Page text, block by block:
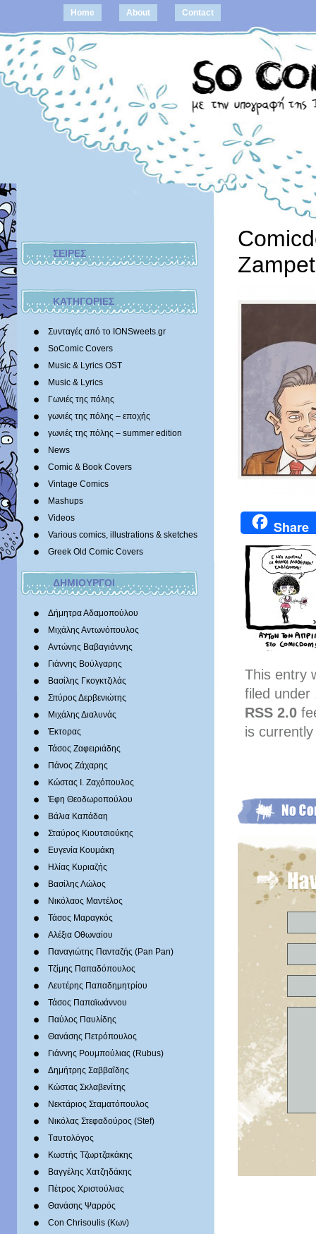
Home About Contact
ΣΕΙΡΕΣ
ΚΑΤΗΓΟΡΙΕΣ
Συνταγές από το IONSweets.gr
SoComic Covers
Music & Lyrics OST
Music & Lyrics
Γωνιές της πόλης
γωνιές της πόλης – εποχής
γωνιές της πόλης – summer edition
News
Comic & Book Covers
Vintage Comics
Mashups
Videos
Various comics, illustrations & sketches
Greek Old Comic Covers
ΔΗΜΙΟΥΡΓΟΙ
Δήμητρα Αδαμοπούλου
Μιχάλης Αντωνόπουλος
Αντώνης Βαβαγιάννης
Γιάννης Βούλγαρης
Βασίλης Γκογκτζιλάς
Σπύρος Δερβενιώτης
Mιχάλης Διαλυνάς
Έκτορας
Τάσος Ζαφειριάδης
Πάνος Ζάχαρης
Κώστας Ι. Ζαχόπουλoς
Έφη Θεοδωροπούλου
Βάλια Καπάδαη
Σταύρος Κιουτσιούκης
Ευγενία Κουμάκη
Ηλίας Κυριαζής
Βασίλης Λώλος
Νικόλαος Μαντέλος
Τάσος Μαραγκός
Αλέξια Οθωναίου
Παναγιώτης Πανταζής (Pan Pan)
Τζίμης Παπαδόπουλος
Λευτέρης Παπαδημητρίου
Τάσος Παπαϊωάννου
Παύλος Παυλίδης
Θανάσης Πετρόπουλος
Γιάννης Ρουμπούλιας (Rubus)
Δημήτρης Σαββαΐδης
Κώστας Σκλαβενίτης
Νεκτάριος Σταματόπουλος
Νικόλας Στεφαδούρος (Stef)
Tαυτολόγος
Κωστής Τζωρτζακάκης
Βαγγέλης Χατζηδάκης
Πέτρος Χριστούλιας
Θανάσης Ψαρρός
Con Chrisoulis (Κων)
Share
This entry
filed under
RSS 2.0
is